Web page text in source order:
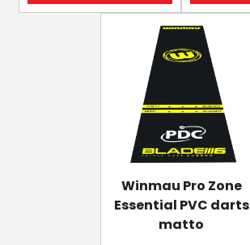
Winmau Pro Zone
Essential PVC darts
matto